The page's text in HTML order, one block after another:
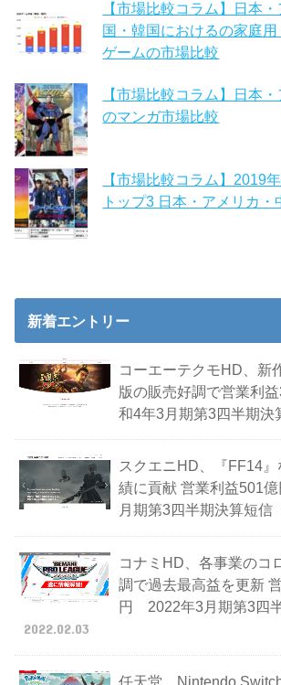
【市場比較コラム】日本
国・韓国におけるの家庭
ゲームの市場比較
【市場比較コラム】日本
のマンガ市場比較
【市場比較コラム】2019
トップ3 日本・アメリカ・
新着エントリー
コーエーテクモHD、新
版の販売好調で営業利
和4年3月期第3四半期決
スクエニHD、『FF14
績に貢献 営業利益501
月期第3四半期決算短信
コナミHD、各事業のコ
調で過去最高益を更新
円 2022年3月期第3四
2022.02.03
任天堂、Nintendo